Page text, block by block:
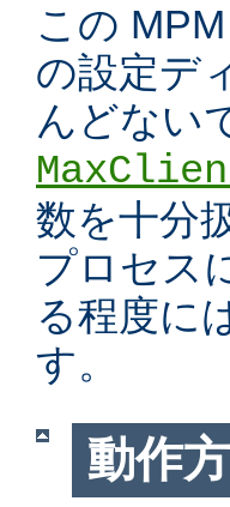
この
の設定デ
んどない
数を十分
プロセス
る程度に
す。
動作